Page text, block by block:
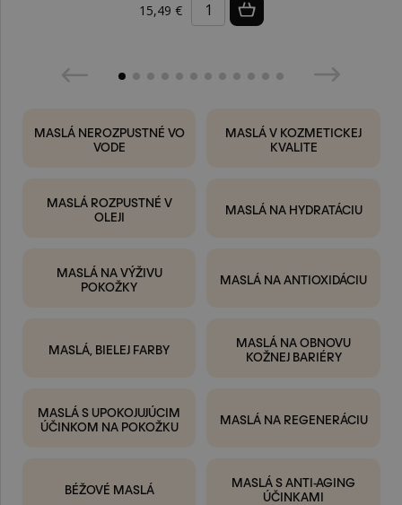
15,49 €
MASLÁ NEROZPUSTNÉ VO
VODE
MASLÁ V KOZMETICKEJ
KVALITE
MASLÁ ROZPUSTNÉ V
OLEJI
MASLÁ NA HYDRATÁCIU
MASLÁ NA VÝŽIVU
POKOŽKY
MASLÁ NA ANTIOXIDÁCIU
MASLÁ, BIELEJ FARBY
MASLÁ NA OBNOVU
KOŽNEJ BARIÉRY
MASLÁ S UPOKOJUJÚCIM
ÚČINKOM NA POKOŽKU
MASLÁ NA REGENERÁCIU
BÉŽOVÉ MASLÁ
MASLÁ S ANTI-AGING
ÚČINKAMI